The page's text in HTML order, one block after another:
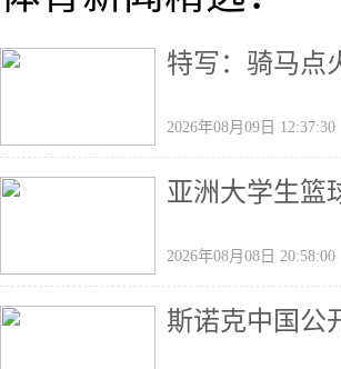
特写：骑马点
2026年08月09日 12:37:30
亚洲大学生篮
2026年08月08日 20:58:00
斯诺克中国公